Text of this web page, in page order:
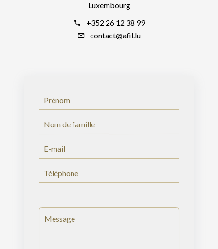
Luxembourg
+352 26 12 38 99
contact@afil.lu